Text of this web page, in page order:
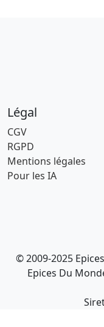
Légal
CGV
RGPD
Mentions légales
Pour les IA
© 2009-2025
Epices Du